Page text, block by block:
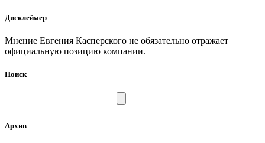
Дисклеймер
Мнение Евгения Касперского не обязательно отражает
официальную позицию компании.
Поиск
Aрхив